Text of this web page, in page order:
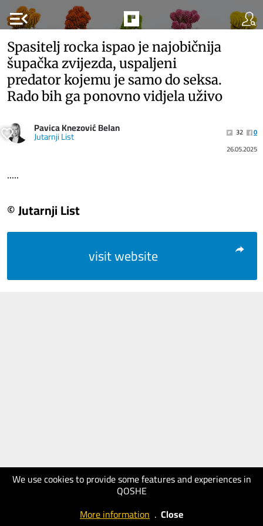
menu_open
We use cookies to provide some features and experiences in
QOSHE
More information . Close
Spasitelj rocka ispao je najobičnija
šupačka zvijezda, uspaljeni
predator kojemu je samo do seksa.
Rado bih ga ponovno vidjela uživo
Pavica Knezović Belan
Jutarnji List 32
0
26.05.2025
.....
© Jutarnji List
visit website